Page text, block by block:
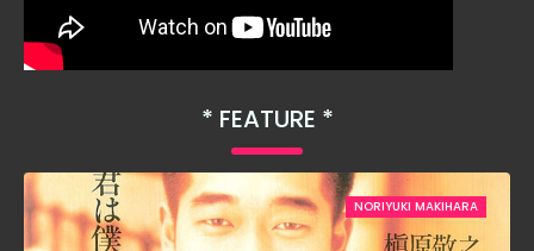
FEATURE
NORIYUKI MAKIHARA